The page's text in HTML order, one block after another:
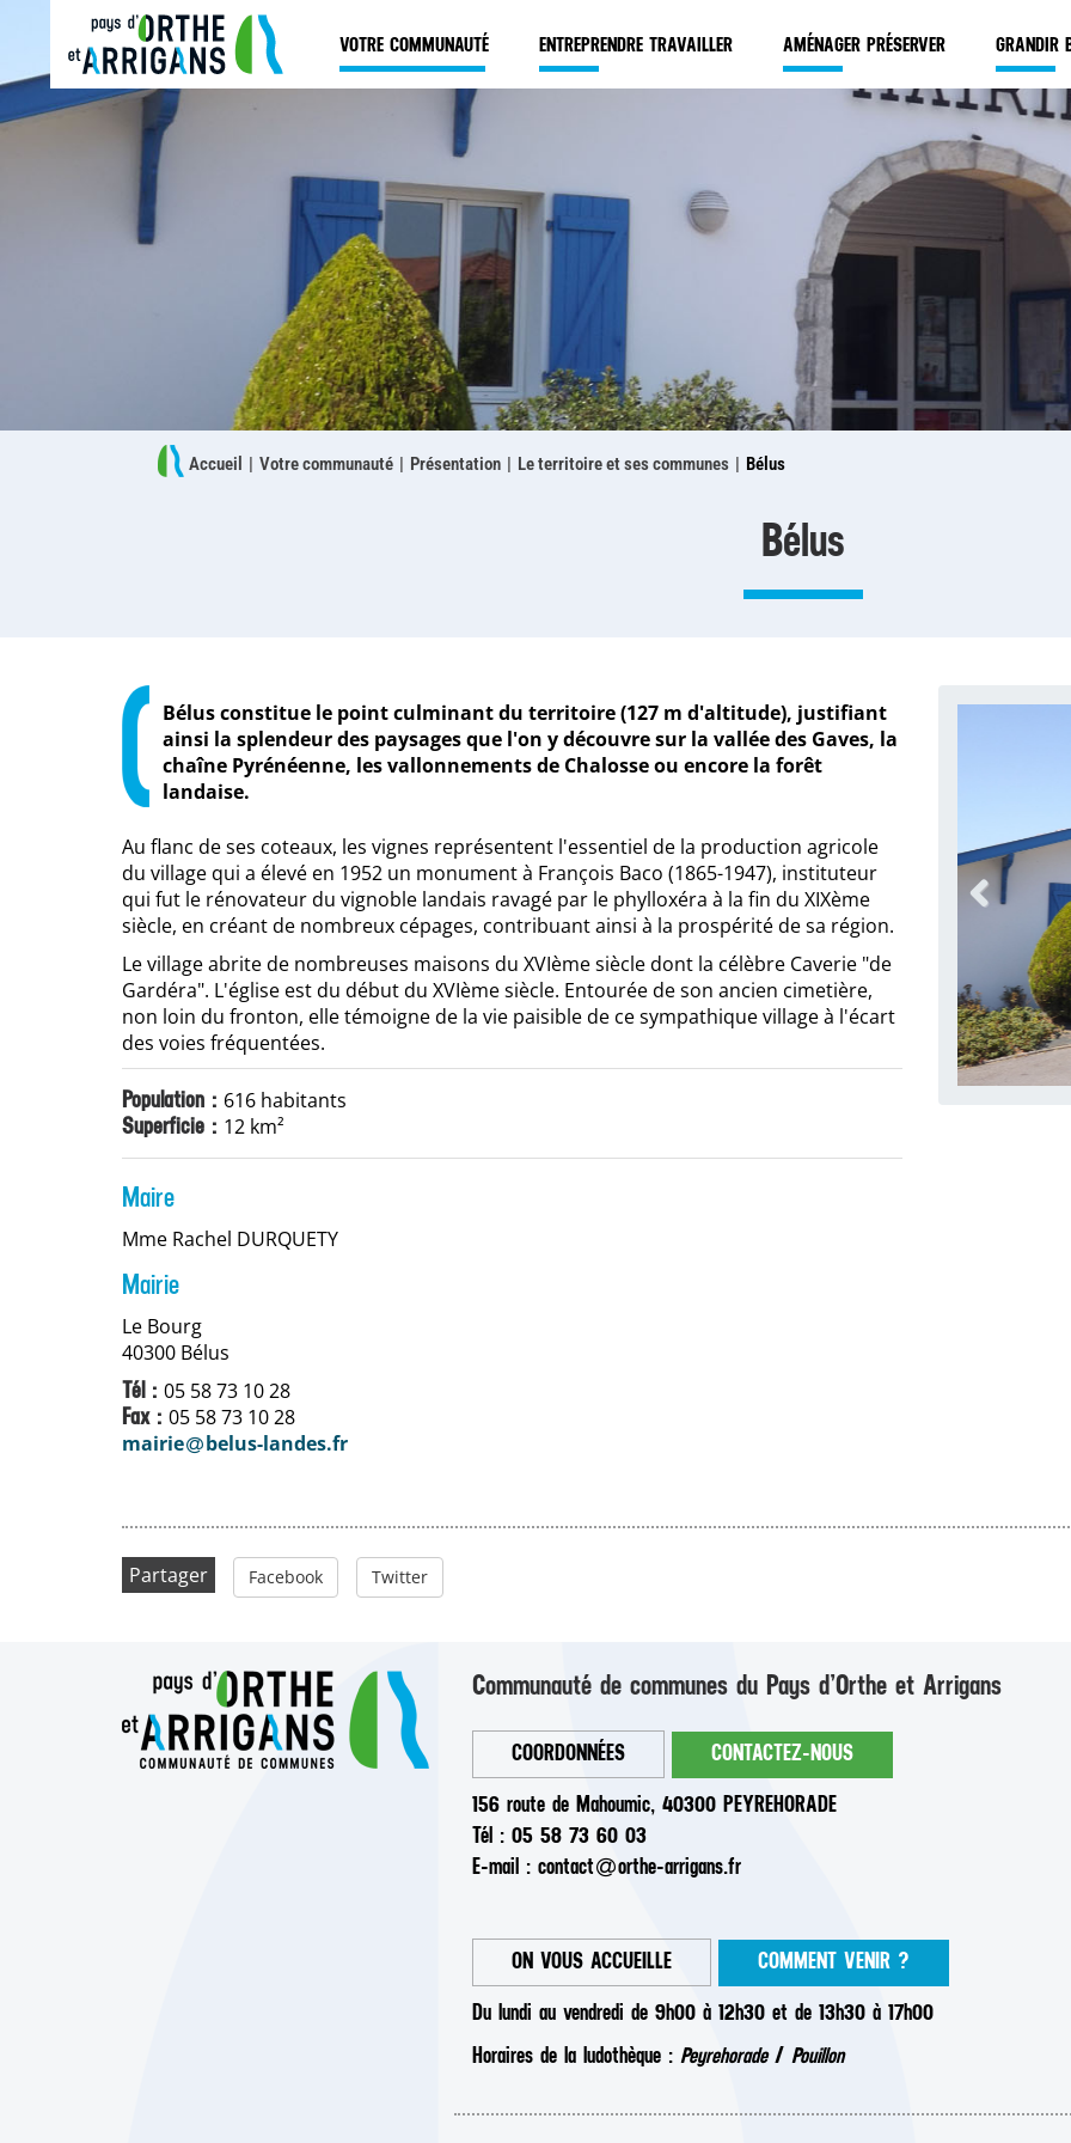
Aller
au
menu
Aller
au
contenu
Aller
la
recherche
VOTRE COMMUNAUTÉOUVRIR
MENU
ENTREPRENDRE TRAVAILLEROUVRIR
MENU
AMÉNAGER PRÉSERVEROUVRIR
MENU
GRANDIR
Accueil Votre communauté Présentation Le territoire et ses communes Bélus
Bélus
Previous
Bélus constitue le point culminant du territoire (127 m d'altitude), justifiant
ainsi la splendeur des paysages que l'on y découvre sur la vallée des Gaves, la
chaîne Pyrénéenne, les vallonnements de Chalosse ou encore la forêt
landaise.
Au flanc de ses coteaux, les vignes représentent l'essentiel de la production agricole
du village qui a élevé en 1952 un monument à François Baco (1865-1947), instituteur
qui fut le rénovateur du vignoble landais ravagé par le phylloxéra à la fin du XIXème
siècle, en créant de nombreux cépages, contribuant ainsi à la prospérité de sa région.
Le village abrite de nombreuses maisons du XVIème siècle dont la célèbre Caverie "de
Gardéra". L'église est du début du XVIème siècle. Entourée de son ancien cimetière,
non loin du fronton, elle témoigne de la vie paisible de ce sympathique village à l'écart
des voies fréquentées.
Population : 616 habitants
Superficie : 12 km²
Maire
Mme Rachel DURQUETY
Mairie
Le Bourg
40300 Bélus
Tél : 05 58 73 10 28
Fax : 05 58 73 10 28
mairie
belus-landes.fr
Partager Facebook Twitter
Communauté de communes du Pays d’Orthe et Arrigans
COORDONNÉES CONTACTEZ-NOUS
156 route de Mahoumic, 40300 PEYREHORADE
Tél : 05 58 73 60 03
E-mail : contact orthe-arrigans.fr
ON VOUS ACCUEILLE COMMENT VENIR ?
Du lundi au vendredi de 9h00 à 12h30 et de 13h30 à 17h00
Horaires de la ludothèque : Peyrehorade/ Pouillon